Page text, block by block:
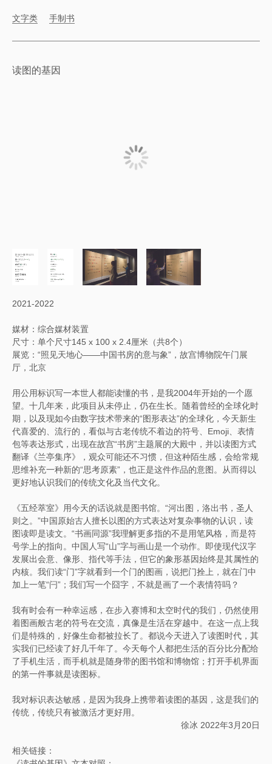
文字类 手制书
读图的基因
2021-2022
媒材：综合媒材装置
尺寸：单个尺寸145 x 100 x 2.4厘米（共8个）
展览：“照见天地心——中国书房的意与象”，故宫博物院午门展
厅，北京
用公用标识写一本世人都能读懂的书，是我2004年开始的一个愿
望。十几年来，此项目从未停止，仍在生长。随着曾经的全球化时
期，以及现如今由数字技术带来的“图形表达”的全球化，今天新生
代喜爱的、流行的，看似与古老传统不着边的符号、Emoji、表情
包等表达形式，出现在故宫“书房”主题展的大殿中，并以读图方式
翻译《兰亭集序》，观众可能还不习惯，但这种陌生感，会给常规
思维补充一种新的“思考原素”，也正是这件作品的意图。从而得以
更好地认识我们的传统文化及当代文化。
《五经萃室》用今天的话说就是图书馆。“河出图，洛出书，圣人
则之。”中国原始古人擅长以图的方式表达对复杂事物的认识，读
图读即是读文。“书画同源”我理解更多指的不是用笔风格，而是符
号学上的指向。中国人写“山”字与画山是一个动作。即使现代汉字
发展出会意、像形、指代等手法，但它的象形基因始终是其属性的
内核。我们读“门”字就看到一个门的图画，说把门拴上，就在门中
加上一笔“闩”；我们写一个囧字，不就是画了一个表情符吗？
我有时会有一种幸运感，在步入赛博和太空时代的我们，仍然使用
着图画般古老的符号在交流，真像是生活在穿越中。在这一点上我
们是特殊的，好像生命都被拉长了。都说今天进入了读图时代，其
实我们已经读了好几千年了。今天每个人都把生活的百分比分配给
了手机生活，而手机就是随身带的图书馆和博物馆；打开手机界面
的第一件事就是读图标。
我对标识表达敏感，是因为我身上携带着读图的基因，这是我们的
传统，传统只有被激活才更好用。
徐冰 2022年3月20日
相关链接：